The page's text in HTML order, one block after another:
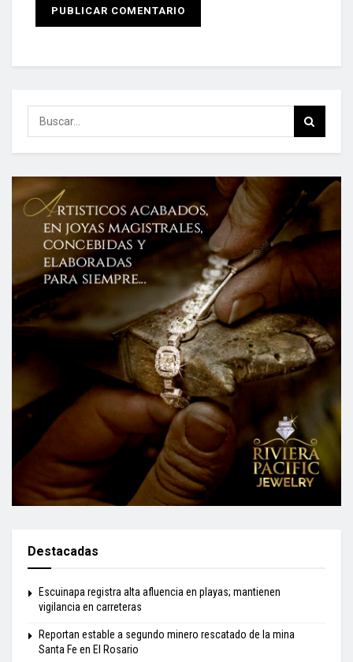
Destacadas
Escuinapa registra alta afluencia en playas; mantienen
vigilancia en carreteras
Reportan estable a segundo minero rescatado de la mina
Santa Fe en El Rosario